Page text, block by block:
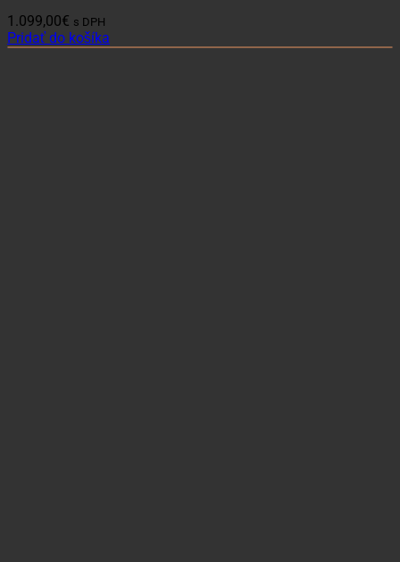
1.099,00€ s DPH
Pridať do košíka